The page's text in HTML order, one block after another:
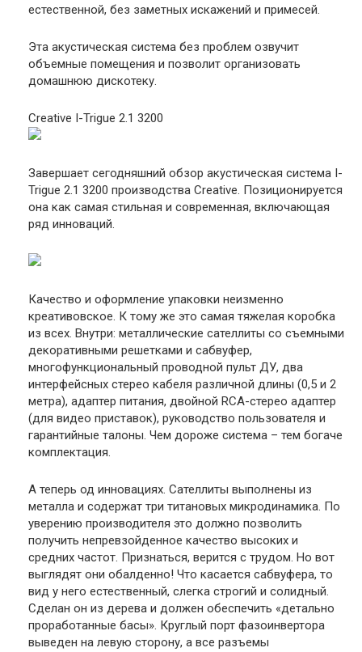
естественной, без заметных искажений и примесей.
Эта акустическая система без проблем озвучит
объемные помещения и позволит организовать
домашнюю дискотеку.
Creative I-Trigue 2.1 3200
Завершает сегодняшний обзор акустическая система I-
Trigue 2.1 3200 производства Creative. Позиционируется
она как самая стильная и современная, включающая
ряд инноваций.
Качество и оформление упаковки неизменно
креативовское. К тому же это самая тяжелая коробка
из всех. Внутри: металлические сателлиты со съемными
декоративными решетками и сабвуфер,
многофункциональный проводной пульт ДУ, два
интерфейсных стерео кабеля различной длины (0,5 и 2
метра), адаптер питания, двойной RCA-стерео адаптер
(для видео приставок), руководство пользователя и
гарантийные талоны. Чем дороже система – тем богаче
комплектация.
А теперь од инновациях. Сателлиты выполнены из
металла и содержат три титановых микродинамика. По
уверению производителя это должно позволить
получить непревзойденное качество высоких и
средних частот. Признаться, верится с трудом. Но вот
выглядят они обалденно! Что касается сабвуфера, то
вид у него естественный, слегка строгий и солидный.
Сделан он из дерева и должен обеспечить «детально
проработанные басы». Круглый порт фазоинвертора
выведен на левую сторону, а все разъемы